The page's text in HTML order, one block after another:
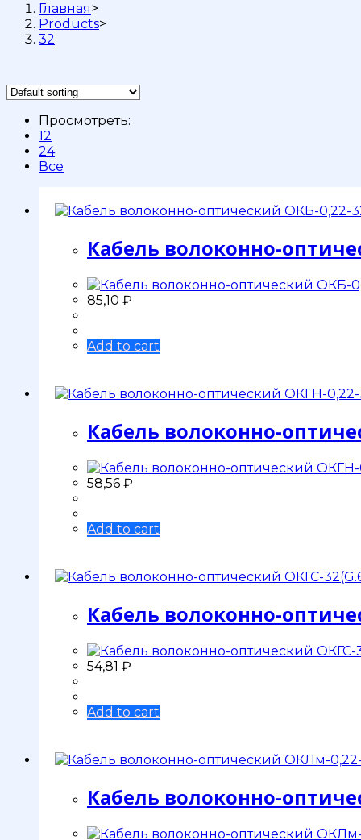
Главная>
Products>
32
Просмотреть:
12
24
Все
Кабель волоконно-
85,10 ₽
Add to cart
Кабель волоконно-
58,56 ₽
Add to cart
Кабель волоконно-
54,81 ₽
Add to cart
Кабель волоконно-